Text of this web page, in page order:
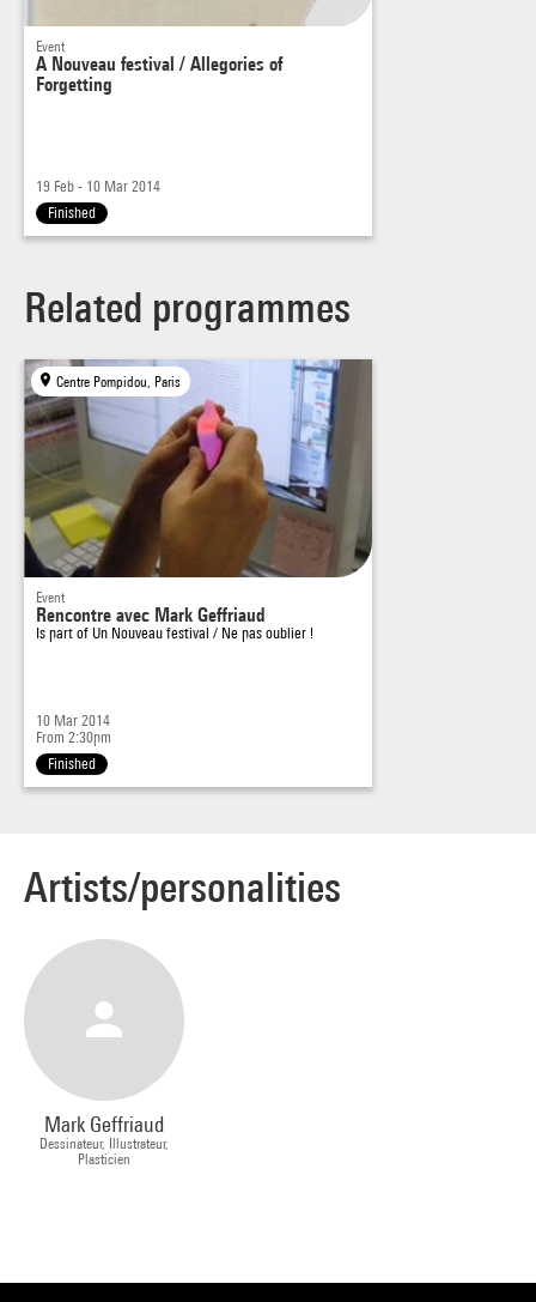
Event
A Nouveau festival / Allegories of
Forgetting
19 Feb - 10 Mar 2014
Finished
Related programmes
Centre Pompidou, Paris
Event
Rencontre avec Mark Geffriaud
Is part of Un Nouveau festival / Ne pas oublier !
10 Mar 2014
From 2:30pm
Finished
Artists/personalities
Mark Geffriaud
Dessinateur, Illustrateur,
Plasticien